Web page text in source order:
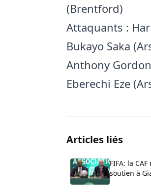
(Brentford)
Attaquants :
Bukayo Saka
Anthony
Eberechi Eze
Articles liés
FIFA: la
soutien à